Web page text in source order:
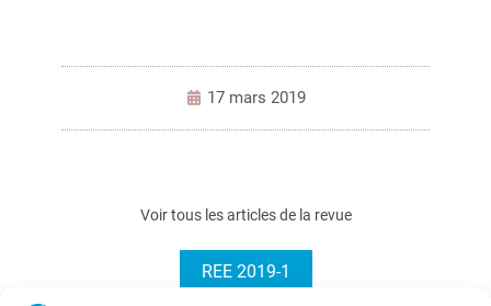
17 mars 2019
Voir tous les articles de la revue
REE 2019-1